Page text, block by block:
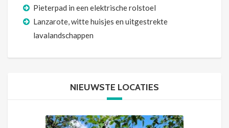
Pieterpad in een elektrische rolstoel
Lanzarote, witte huisjes en uitgestrekte
lavalandschappen
NIEUWSTE LOCATIES